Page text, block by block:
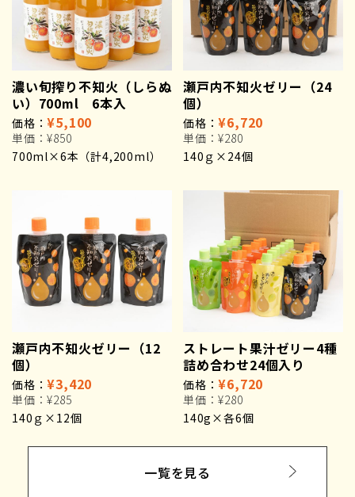
濃い旬搾り不知火（しらぬ
い）700ml 6本入
価格：¥5,100
単価：¥850
700ml×6本（計4,200ml）
瀬戸内不知火ゼリー（24
個）
価格：¥6,720
単価：¥280
140ｇ×24個
瀬戸内不知火ゼリー（12
個）
価格：¥3,420
単価：¥285
140ｇ×12個
ストレート果汁ゼリー4種
詰め合わせ24個入り
価格：¥6,720
単価：¥280
140g×各6個
一覧を見る